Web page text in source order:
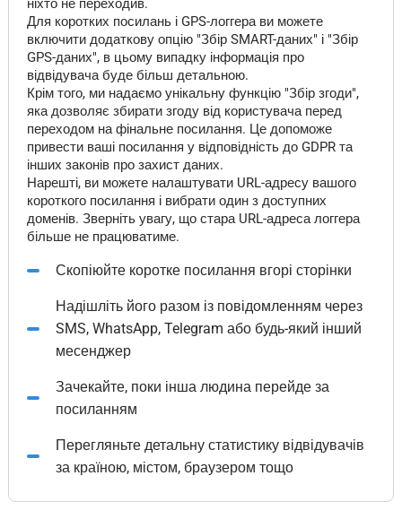
ніхто не переходив.
Для коротких посилань і GPS-логгера ви можете
включити додаткову опцію "Збір SMART-даних" і "Збір
GPS-даних", в цьому випадку інформація про
відвідувача буде більш детальною.
Крім того, ми надаємо унікальну функцію "Збір згоди",
яка дозволяє збирати згоду від користувача перед
переходом на фінальне посилання. Це допоможе
привести ваші посилання у відповідність до GDPR та
інших законів про захист даних.
Нарешті, ви можете налаштувати URL-адресу вашого
короткого посилання і вибрати один з доступних
доменів. Зверніть увагу, що стара URL-адреса логгера
більше не працюватиме.
Скопіюйте коротке посилання вгорі сторінки
Надішліть його разом із повідомленням через
SMS, WhatsApp, Telegram або будь-який інший
месенджер
Зачекайте, поки інша людина перейде за
посиланням
Перегляньте детальну статистику відвідувачів
за країною, містом, браузером тощо